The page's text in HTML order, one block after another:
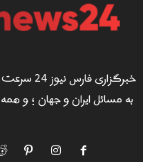
به مسائل ایران و جهان ؛ و